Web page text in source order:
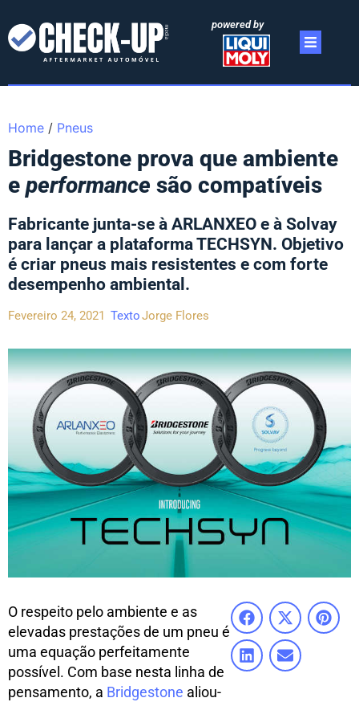
powered by
Home / Pneus
Bridgestone prova que ambiente
e performance são compatíveis
Fabricante junta-se à ARLANXEO e à Solvay
para lançar a plataforma TECHSYN. Objetivo
é criar pneus mais resistentes e com forte
desempenho ambiental.
Fevereiro 24, 2021 TextoJorge Flores
O respeito pelo ambiente e as
elevadas prestações de um pneu é
uma equação perfeitamente
possível. Com base nesta linha de
pensamento, a Bridgestone aliou-